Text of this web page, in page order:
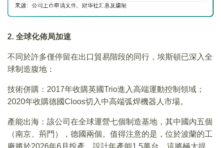
2. 全球化佈局加速
不同於許多僅停留在出口貿易階段的同行，埃斯頓已深入全
球制造腹地：
技術併購：2017年收購英國Trio進入高端運動控制領域；
2020年收購德國Cloos切入中高端弧焊機器人市場。
產能出海：該公司在全球運營七個制造基地，其中國內五個
（南京、荊門），德國兩個。值得注意的是，位於波蘭的工
廠將於2026年6月投產，設計年產能1.5萬台，這將極大提